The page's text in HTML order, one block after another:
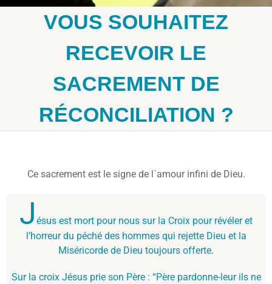
VOUS SOUHAITEZ
RECEVOIR LE
SACREMENT DE
RÉCONCILIATION ?
Ce sacrement est le signe de l´amour infini de Dieu.
J ésus est mort pour nous sur la Croix pour révéler et
l’horreur du péché des hommes qui rejette Dieu et la
Miséricorde de Dieu toujours offerte.
Sur la croix Jésus prie son Père : “Père pardonne-leur ils ne